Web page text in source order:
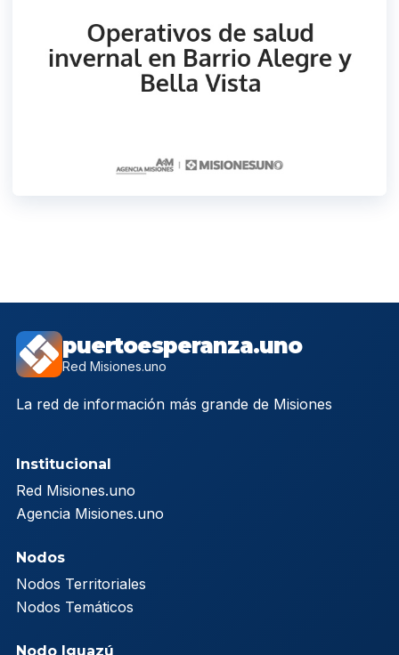
puertoesperanza.uno
Red Misiones.uno
La red de información más grande de Misiones
Institucional
Red Misiones.uno
Agencia Misiones.uno
Nodos
Nodos Territoriales
Nodos Temáticos
Nodo Iguazú